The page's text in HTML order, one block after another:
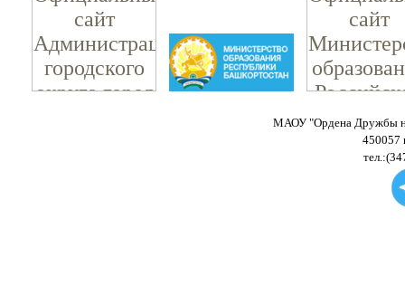
МАОУ "Ордена Дружбы
450057